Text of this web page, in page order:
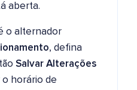
aberta.
o alternador
, defina
Salvar Alterações
o horário de